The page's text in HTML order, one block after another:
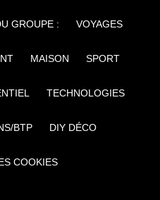
GROUPE : VOYAGES
MAISON SPORT
TECHNOLOGIES
BTP DIY DÉCO
COOKIES